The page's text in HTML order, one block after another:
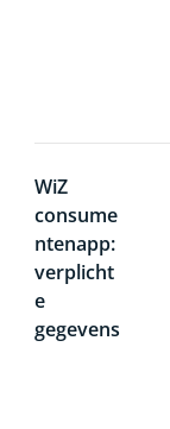
WiZ
consume
ntenapp:
verplicht
e
gegevens